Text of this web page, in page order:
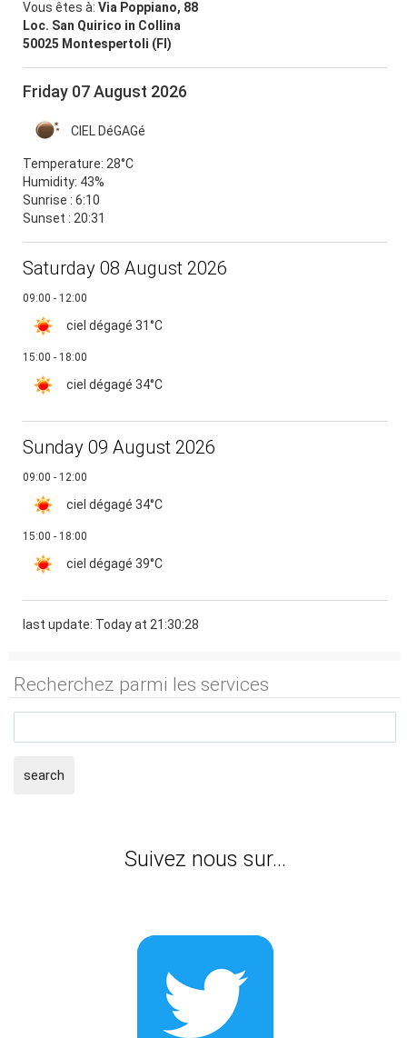
Vous êtes à: Via Poppiano, 88
Loc. San Quirico in Collina
50025 Montespertoli (FI)
Friday 07 August 2026
CIEL DéGAGé
Temperature: 28°C
Humidity: 43%
Sunrise : 6:10
Sunset : 20:31
Saturday 08 August 2026
09:00 - 12:00
ciel dégagé 31°C
15:00 - 18:00
ciel dégagé 34°C
Sunday 09 August 2026
09:00 - 12:00
ciel dégagé 34°C
15:00 - 18:00
ciel dégagé 39°C
last update: Today at 21:30:28
Recherchez parmi les services
search
Suivez nous sur...